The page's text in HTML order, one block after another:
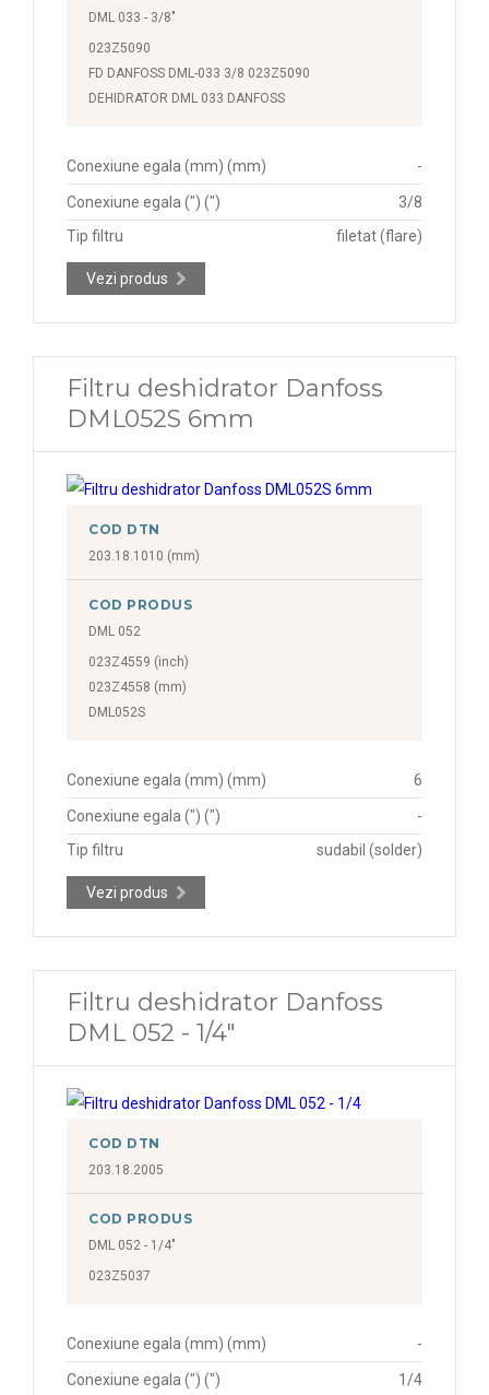
DML 033 - 3/8"
023Z5090
FD DANFOSS DML-033 3/8 023Z5090
DEHIDRATOR DML 033 DANFOSS
Conexiune egala (mm) (mm) -
Conexiune egala (") (")
3/8
Tip filtru
filetat (flare)
Vezi produs
Filtru deshidrator Danfoss
DML052S 6mm
COD DTN
203.18.1010 (mm)
COD PRODUS
DML 052
023Z4559 (inch)
023Z4558 (mm)
DML052S
Conexiune egala (mm) (mm) 6
Conexiune egala (") (")
-
Tip filtru
sudabil (solder)
Vezi produs
Filtru deshidrator Danfoss
DML 052 - 1/4"
COD DTN
203.18.2005
COD PRODUS
DML 052 - 1/4"
023Z5037
Conexiune egala (mm) (mm) -
Conexiune egala (") (")
1/4